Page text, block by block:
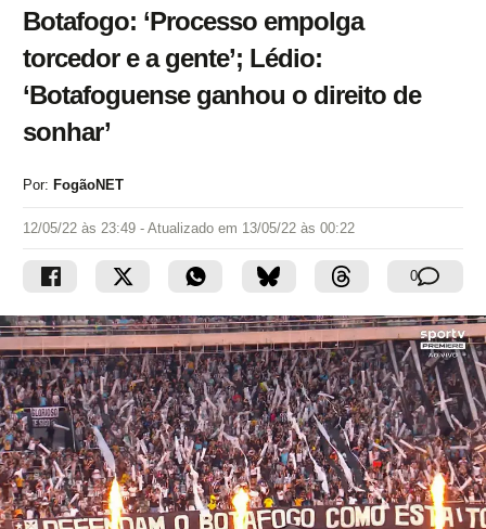
Botafogo: ‘Processo empolga
torcedor e a gente’; Lédio:
‘Botafoguense ganhou o direito de
sonhar’
Por: FogãoNET
12/05/22 às 23:49 - Atualizado em 13/05/22 às 00:22
0